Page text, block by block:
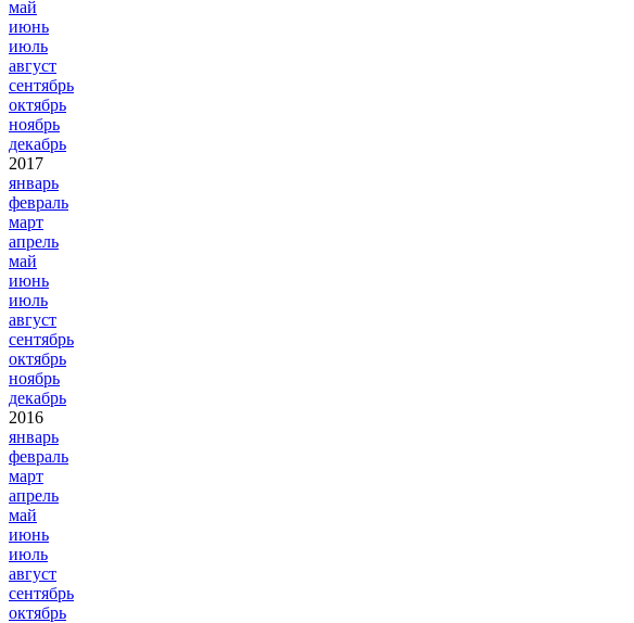
май
июнь
июль
август
сентябрь
октябрь
ноябрь
декабрь
2017
январь
февраль
март
апрель
май
июнь
июль
август
сентябрь
октябрь
ноябрь
декабрь
2016
январь
февраль
март
апрель
май
июнь
июль
август
сентябрь
октябрь